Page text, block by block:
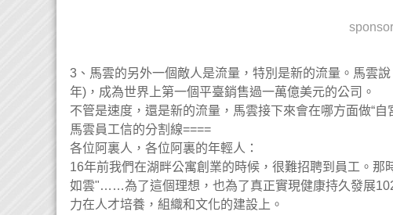
3、馬雲的另外一個敵人是流量，特別是新的流量。馬雲
年)，成為世界上第一個平臺銷售過一萬億美元的公司。
不管是速度，還是新的流量，馬雲接下來會在哪方面做“自
馬雲員工信的分割線====
各位阿裏人，各位阿裏的年輕人：
16年前我們在湖畔公寓創業的時候，很難招聘到員工。
如雲"……為了這個理想，也為了真正實現健康持久發展
力在人才培養，組織和文化的建設上。